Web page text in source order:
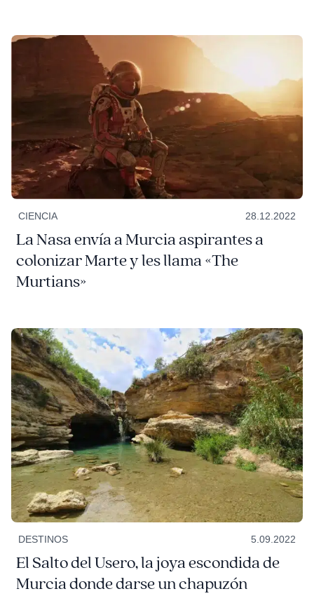
CIENCIA 28.12.2022
La Nasa envía a Murcia aspirantes a
colonizar Marte y les llama «The
Murtians»
DESTINOS 5.09.2022
El Salto del Usero, la joya escondida de
Murcia donde darse un chapuzón